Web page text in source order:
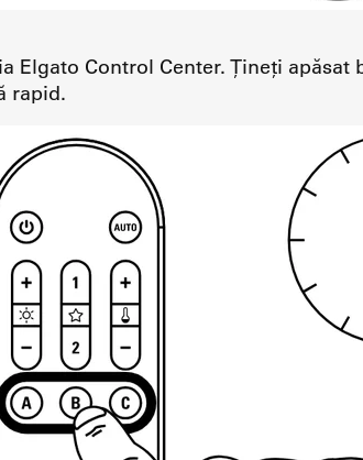
Elgato Control Center. Țineți apăsat
rapid.